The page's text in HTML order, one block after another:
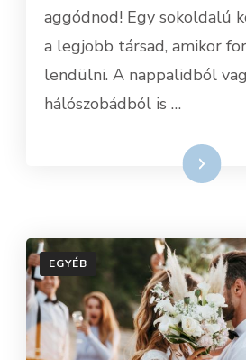
aggódnod! Egy sokoldalú
a legjobb társad, amikor
lendülni. A nappalidból
hálószobádból is …
Tovább
EGYÉB